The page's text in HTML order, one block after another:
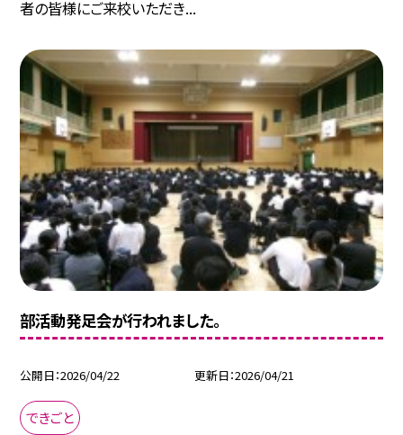
者の皆様にご来校いただき...
部活動発足会が行われました。
公開日 2026/04/22 更新日 2026/04/21
できごと